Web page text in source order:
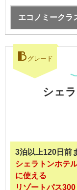
エコノミークラ
B グレード
シェ
3泊以上120日前
シェラトンホテ
に使える
リゾートパス